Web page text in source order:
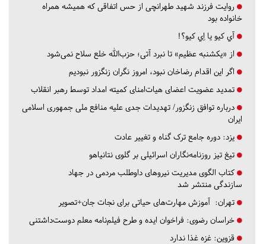
روایت فرزند شهید طهرانچی از حس اتفاقی که همیشه همراه
خانواده بود
آي كيو يا اِي كيو؟!
از «یکشنبه عظیم» تا نبرد آتی؛ حزب‌الله خلع سلاح نمی‌شود
اگر این اقدام رضاخان نبود، امروز نگران زنگزور نبودیم
تمدید عضویت اعضای هیات‌امنای کمیته امداد توسط رهبر انقلاب
درباره توافق زنگزور/ تهدیدات جدی علیه منافع ملی جمهوری اسلامی
ایران
یزد: دوره جامع ترک گناه و تغییر عادت
تیغ تیز روزنامه‌نگاران اسرائیلی بر گلوی نتانیاهو
کتاب الگوی مدیریت نیروهای داوطلب مردمی در جهاد
سازندگی منتشر شد
تهران: آموزش مهارت‌های حیاتی برای نجات جان+تصویر
خراسان رضوی: فراخوان ایده و طرح فیلم‌نامه معلم دوست‌داشتنی
قزوین: غزه غذا ندارد